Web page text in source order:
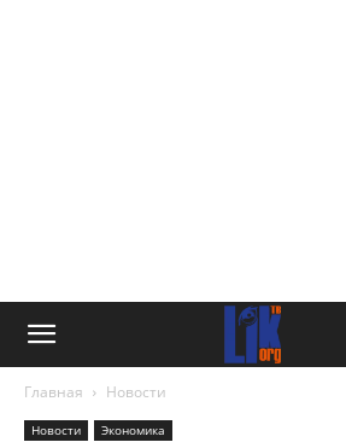
Главная Новости
Новости Экономика